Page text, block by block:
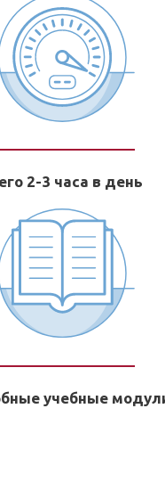
2-3 часа в день
учебные